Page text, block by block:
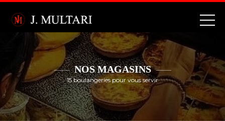
NOS MAGASINS
15 boulangeries pour vous servir